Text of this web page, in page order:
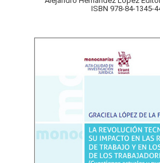
ISBN 978-84-1345-